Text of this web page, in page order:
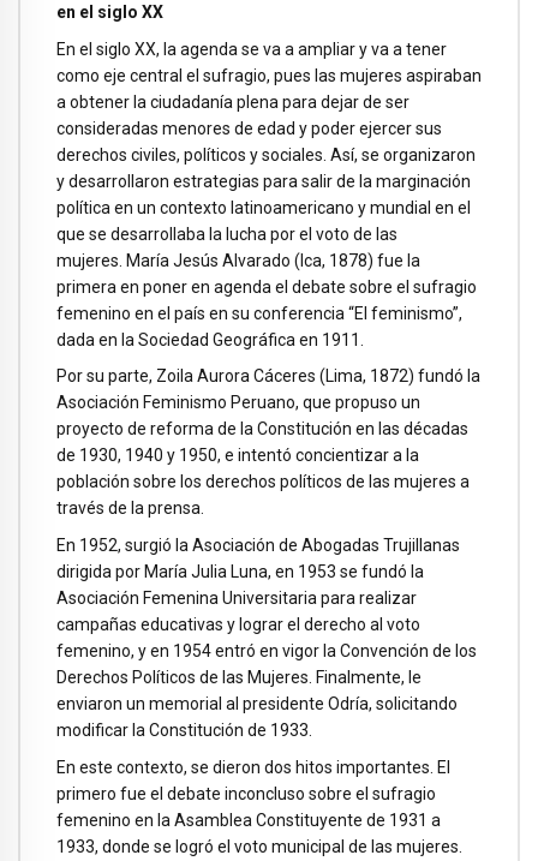
en el siglo XX
En el siglo XX, la agenda se va a ampliar y va a tener
como eje central el sufragio, pues las mujeres aspiraban
a obtener la ciudadanía plena para dejar de ser
consideradas menores de edad y poder ejercer sus
derechos civiles, políticos y sociales. Así, se organizaron
y desarrollaron estrategias para salir de la marginación
política en un contexto latinoamericano y mundial en el
que se desarrollaba la lucha por el voto de las
mujeres. María Jesús Alvarado (Ica, 1878) fue la
primera en poner en agenda el debate sobre el sufragio
femenino en el país en su conferencia “El feminismo”,
dada en la Sociedad Geográfica en 1911.
Por su parte, Zoila Aurora Cáceres (Lima, 1872) fundó la
Asociación Feminismo Peruano, que propuso un
proyecto de reforma de la Constitución en las décadas
de 1930, 1940 y 1950, e intentó concientizar a la
población sobre los derechos políticos de las mujeres a
través de la prensa.
En 1952, surgió la Asociación de Abogadas Trujillanas
dirigida por María Julia Luna, en 1953 se fundó la
Asociación Femenina Universitaria para realizar
campañas educativas y lograr el derecho al voto
femenino, y en 1954 entró en vigor la Convención de los
Derechos Políticos de las Mujeres. Finalmente, le
enviaron un memorial al presidente Odría, solicitando
modificar la Constitución de 1933.
En este contexto, se dieron dos hitos importantes. El
primero fue el debate inconcluso sobre el sufragio
femenino en la Asamblea Constituyente de 1931 a
1933, donde se logró el voto municipal de las mujeres.